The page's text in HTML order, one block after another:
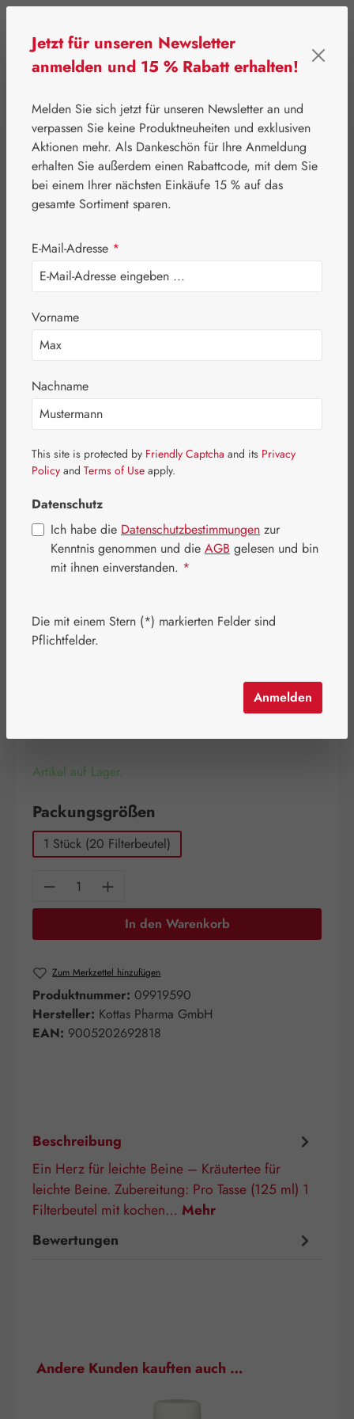
⌂ Handelswaren Tees
Dr. Kottas Rotes
Weinlaub mit
Pfefferminze
Bildergalerie überspringen
(176,32 € / 1 Kilogramm)
Artikel auf Lager.
Packungsgrößen
1 Stück (20 Filterbeutel)
Produkt Anzahl: Gib den gewünschten
In den Warenkorb
Zum Merkzettel hinzufügen
Produktnummer: 09919590
Hersteller: Kottas Pharma GmbH
EAN: 9005202692818
Beschreibung
Ein Herz für leichte Beine – Kräutertee für
leichte Beine. Zubereitung: Pro Tasse (125 ml) 1
Filterbeutel mit kochen… Mehr
Bewertungen
Produktgalerie überspringen
Andere Kunden kauften auch …
Jetzt für unseren Newsletter
anmelden und 15 % Rabatt erhalten!
Melden Sie sich jetzt für unseren Newsletter an und
verpassen Sie keine Produktneuheiten und exklusiven
Aktionen mehr. Als Dankeschön für Ihre Anmeldung
erhalten Sie außerdem einen Rabattcode, mit dem Sie
bei einem Ihrer nächsten Einkäufe 15 % auf das
gesamte Sortiment sparen.
E-Mail-Adresse *
Vorname
Nachname
This site is protected by Friendly Captcha and its Privacy
Policy and Terms of Use apply.
Datenschutz
Ich habe die Datenschutzbestimmungen zur
Kenntnis genommen und die AGB gelesen und bin
mit ihnen einverstanden. *
Die mit einem Stern (*) markierten Felder sind
Pflichtfelder.
Anmelden